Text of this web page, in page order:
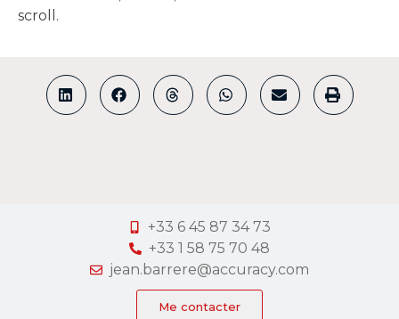
scroll.
+33 6 45 87 34 73
+33 1 58 75 70 48
jean.barrere@accuracy.com
Me contacter